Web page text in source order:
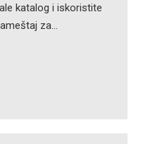
katalog i iskoristite
za…